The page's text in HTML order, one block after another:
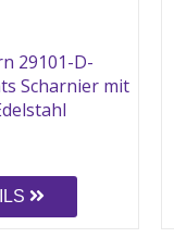
29101-D-
Scharnier mit